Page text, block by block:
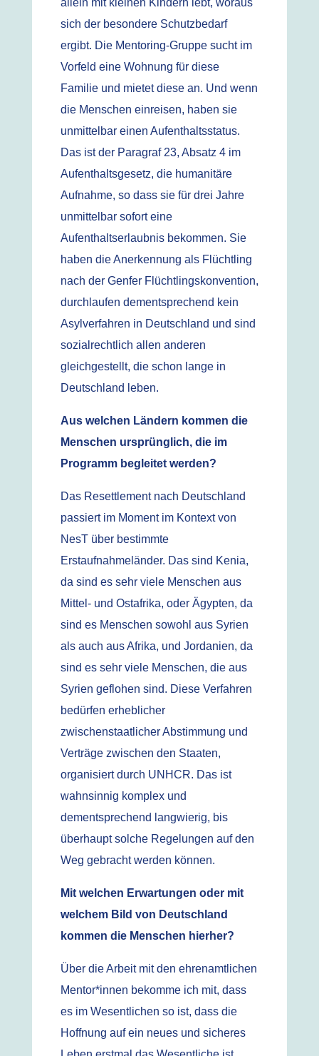
allein mit kleinen Kindern lebt, woraus
sich der besondere Schutzbedarf
ergibt. Die Mentoring-Gruppe sucht im
Vorfeld eine Wohnung für diese
Familie und mietet diese an. Und wenn
die Menschen einreisen, haben sie
unmittelbar einen Aufenthaltsstatus.
Das ist der Paragraf 23, Absatz 4 im
Aufenthaltsgesetz, die humanitäre
Aufnahme, so dass sie für drei Jahre
unmittelbar sofort eine
Aufenthaltserlaubnis bekommen. Sie
haben die Anerkennung als Flüchtling
nach der Genfer Flüchtlingskonvention,
durchlaufen dementsprechend kein
Asylverfahren in Deutschland und sind
sozialrechtlich allen anderen
gleichgestellt, die schon lange in
Deutschland leben.
Aus welchen Ländern kommen die
Menschen ursprünglich, die im
Programm begleitet werden?
Das Resettlement nach Deutschland
passiert im Moment im Kontext von
NesT über bestimmte
Erstaufnahmeländer. Das sind Kenia,
da sind es sehr viele Menschen aus
Mittel- und Ostafrika, oder Ägypten, da
sind es Menschen sowohl aus Syrien
als auch aus Afrika, und Jordanien, da
sind es sehr viele Menschen, die aus
Syrien geflohen sind. Diese Verfahren
bedürfen erheblicher
zwischenstaatlicher Abstimmung und
Verträge zwischen den Staaten,
organisiert durch UNHCR. Das ist
wahnsinnig komplex und
dementsprechend langwierig, bis
überhaupt solche Regelungen auf den
Weg gebracht werden können.
Mit welchen Erwartungen oder mit
welchem Bild von Deutschland
kommen die Menschen hierher?
Über die Arbeit mit den ehrenamtlichen
Mentor*innen bekomme ich mit, dass
es im Wesentlichen so ist, dass die
Hoffnung auf ein neues und sicheres